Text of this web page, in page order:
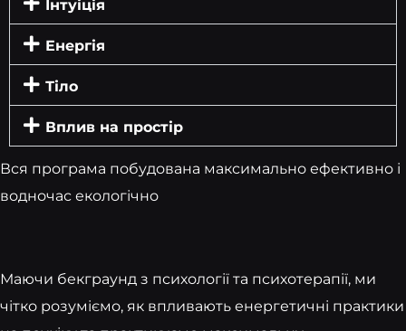
Інтуіція
Енергія
Тіло
Вплив на простір
Вся програма побудована максимально ефективно і
водночас екологічно
Маючи бекграунд з психології та психотерапії, ми
чітко розуміємо, як впливають енергетичні практики